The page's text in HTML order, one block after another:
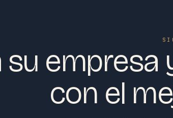
su
con el